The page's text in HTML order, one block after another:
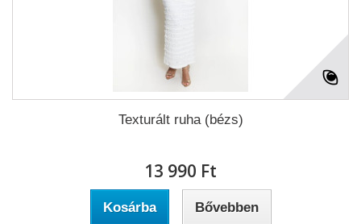
Texturált ruha (bézs)
13 990 Ft‎
Kosárba Bővebben